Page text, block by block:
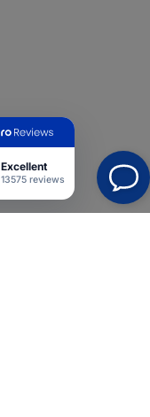
Excellent
13575 reviews